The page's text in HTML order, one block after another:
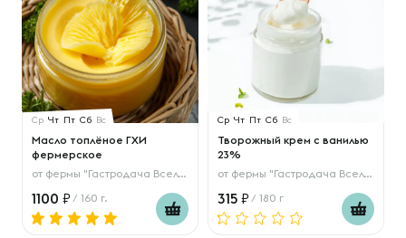
Ср Чт Пт Сб Вс
Масло топлёное ГХИ
фермерское
от фермы "Гастродача Вселуг"
1100 / 160 г.
Ср Чт Пт Сб Вс
Творожный крем с ванилью
23%
от фермы "Гастродача Вселуг"
315 / 180 г